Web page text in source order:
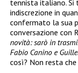
tennista italiano.
indiscrezione in
confermato la sua
conversazione con
novità: sarò in
Fabio Canino e
così? Non resta